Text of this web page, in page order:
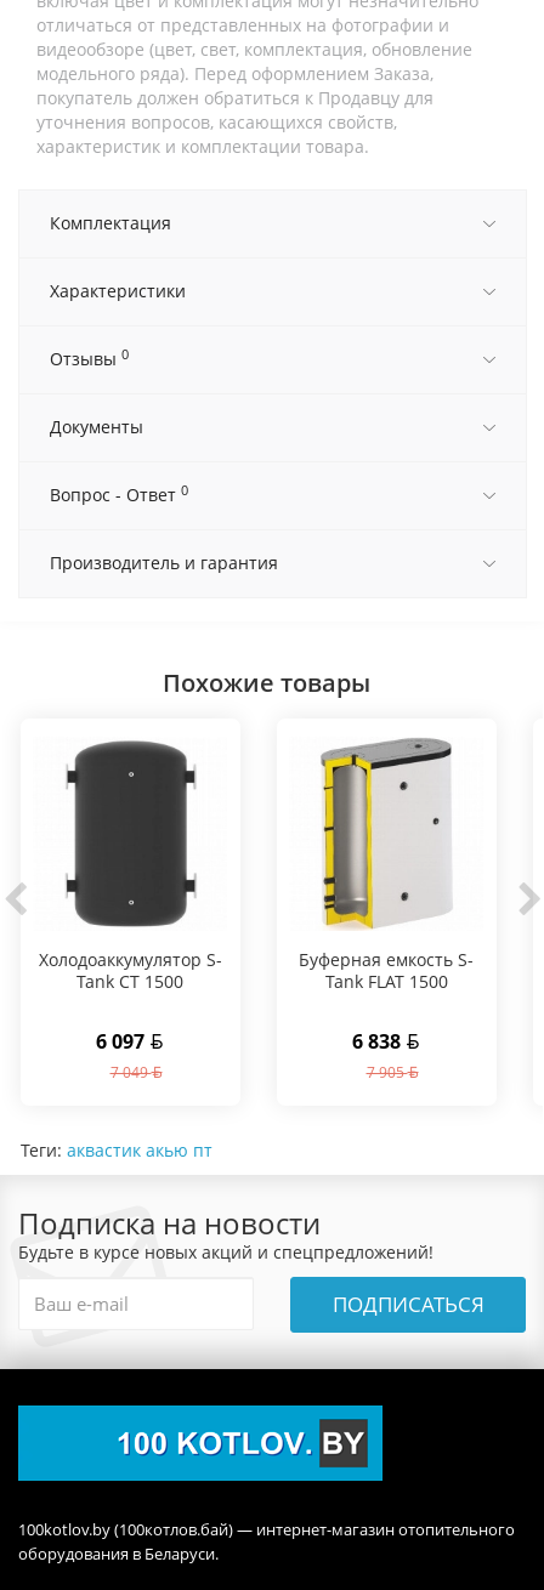
отличаться от представленных на фотографии и
видеообзоре (цвет, свет, комплектация, обновление
модельного ряда). Перед оформлением Заказа,
покупатель должен обратиться к Продавцу для
уточнения вопросов, касающихся свойств,
характеристик и комплектации товара.
Комплектация
Характеристики
Отзывы 0
Документы
Вопрос - Ответ 0
Производитель и гарантия
Похожие товары
Холодоаккумулятор S-
Tank CT 1500
6 097
7 049
Буферная емкость S-
Tank FLAT 1500
6 838
7 905
Теги: аквастик акью пт
Подписка на новости
Будьте в курсе новых акций и спецпредложений!
ПОДПИСАТЬСЯ
100kotlov.by (100котлов.бай) — интернет-магазин отопительного
оборудования в Беларуси.